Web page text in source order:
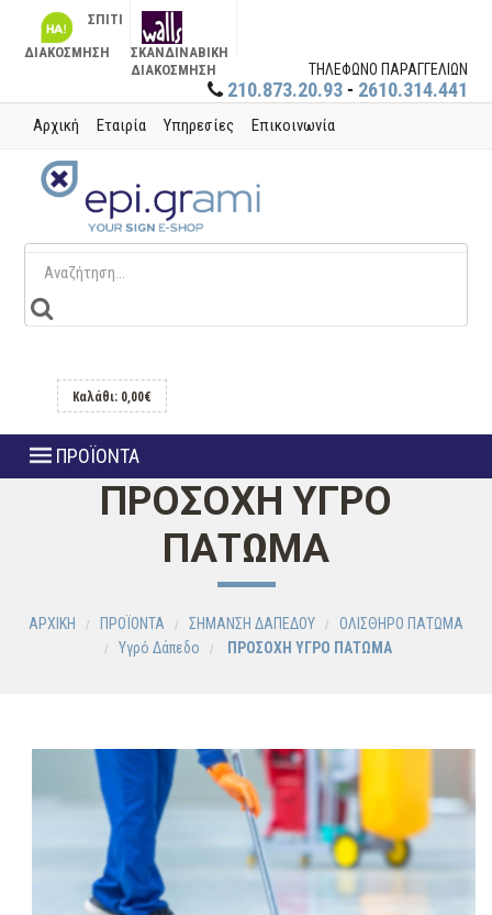
ΣΠΙΤΙ
ΔΙΑΚΟΣΜΗΣΗ
ΣΚΑΝΔΙΝΑΒΙΚΗ
ΔΙΑΚΟΣΜΗΣΗ
ΤΗΛΕΦΩΝΟ ΠΑΡΑΓΓΕΛΙΩΝ
210.873.20.93 - 2610.314.441
Αρχική Εταιρία Υπηρεσίες Επικοινωνία
Καλάθι: 0,00€
ΠΡΟΪΟΝΤΑ
ΠΡΟΣΟΧΗ ΥΓΡΟ
ΠΑΤΩΜΑ
ΑΡΧΙΚΗ ΠΡΟΪΟΝΤΑ ΣΗΜΑΝΣΗ ΔΑΠΕΔΟΥ
ΟΛΙΣΘΗΡΟ ΠΑΤΩΜΑ
Υγρό Δάπεδο
ΠΡΟΣΟΧΗ ΥΓΡΟ ΠΑΤΩΜΑ